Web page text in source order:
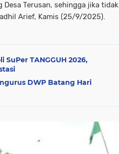
Desa Terusan, sehingga jika tidak
Arief, Kamis (25/9/2025).
TANGGUH 2026,
DWP Batang Hari